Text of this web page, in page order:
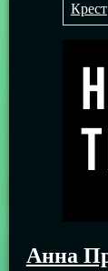
Крест
Анна